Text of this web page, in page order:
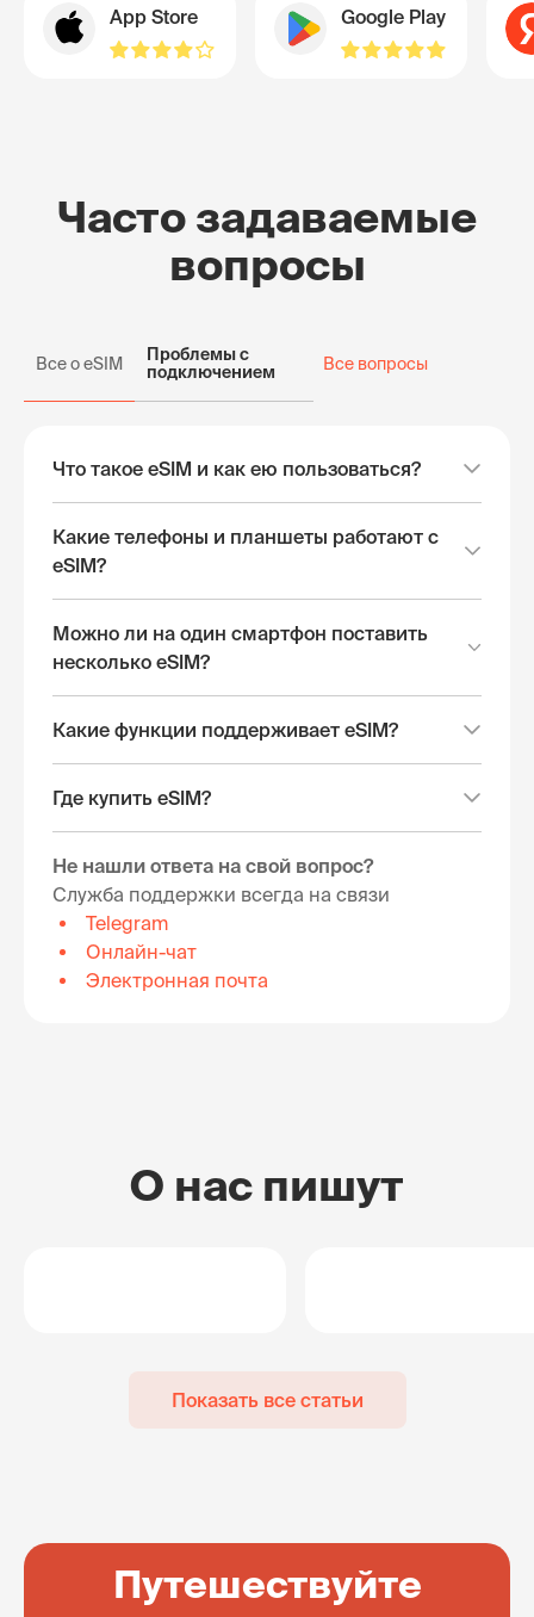
App Store Google Play
Часто задаваемые
вопросы
Все о eSIM
Проблемы с
подключением
Все вопросы
Что такое eSIM и как ею пользоваться?
Какие телефоны и планшеты работают с
eSIM?
Можно ли на один смартфон поставить
несколько eSIM?
Какие функции поддерживает eSIM?
Где купить eSIM?
Не нашли ответа на свой вопрос?
Служба поддержки всегда на связи
Telegram
Онлайн-чат
Электронная почта
О нас пишут
Показать все статьи
Путешествуйте